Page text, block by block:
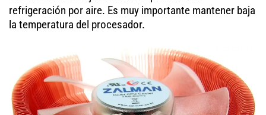
refrigeración por aire. Es muy importante mantener baja
la temperatura del procesador.